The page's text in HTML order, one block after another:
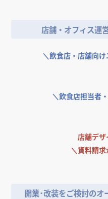
店舗・オフィス運
飲食店・店舗向